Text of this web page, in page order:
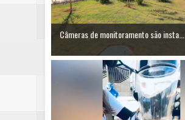
Câmeras de monitoramento são insta...